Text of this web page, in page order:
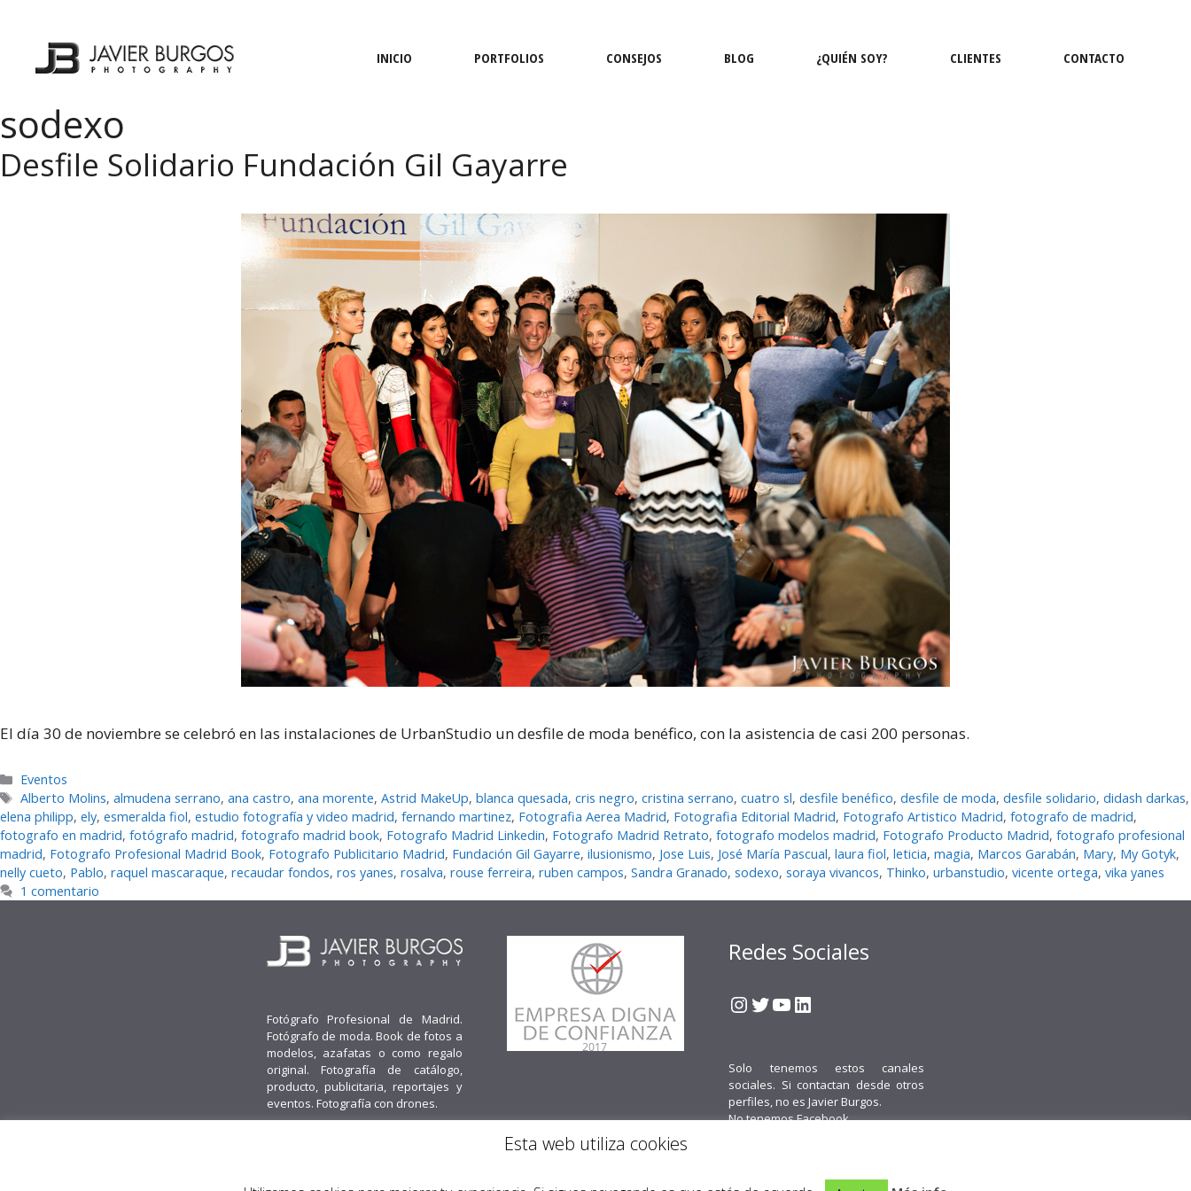
contenido
INICIO PORTFOLIOS CONSEJOS BLOG ¿QUIÉN SOY? CLIENTES CONTACTO
sodexo
Desfile Solidario Fundación Gil Gayarre
El día 30 de noviembre se celebró en las instalaciones de UrbanStudio un desfile de moda benéfico, con la asistencia de casi 200 personas.
Categorías
Eventos
Etiquetas
Alberto Molins,almudena serrano,ana castro,ana morente,Astrid MakeUp,blanca quesada,cris negro,cristina serrano,cuatro sl,desfile benéfico,desfile de moda,desfile solidario,didash darkas,
elena philipp, ely, esmeralda fiol, estudio fotografía y video madrid, fernando martinez, Fotografia Aerea Madrid, Fotografia Editorial Madrid, Fotografo Artistico Madrid, fotografo de madrid,
fotografo en madrid, fotógrafo madrid, fotografo madrid book, Fotografo Madrid Linkedin, Fotografo Madrid Retrato, fotografo modelos madrid, Fotografo Producto Madrid, fotografo profesional
madrid, Fotografo Profesional Madrid Book, Fotografo Publicitario Madrid, Fundación Gil Gayarre, ilusionismo, Jose Luis, José María Pascual, laura fiol, leticia, magia, Marcos Garabán, Mary, My Gotyk,
nelly cueto, Pablo, raquel mascaraque, recaudar fondos, ros yanes, rosalva, rouse ferreira, ruben campos, Sandra Granado, sodexo, soraya vivancos, Thinko, urbanstudio, vicente ortega, vika yanes
1 comentario
Fotógrafo Profesional de Madrid.
Fotógrafo de moda. Book de fotos a
modelos, azafatas o como regalo
original. Fotografía de catálogo,
producto, publicitaria, reportajes y
eventos. Fotografía con drones.
Redes Sociales
Instagram
Twitter
YouTube
LinkedIn
Solo tenemos estos canales
sociales. Si contactan desde otros
perfiles, no es Javier Burgos.
No tenemos Facebook.
Esta web utiliza cookies